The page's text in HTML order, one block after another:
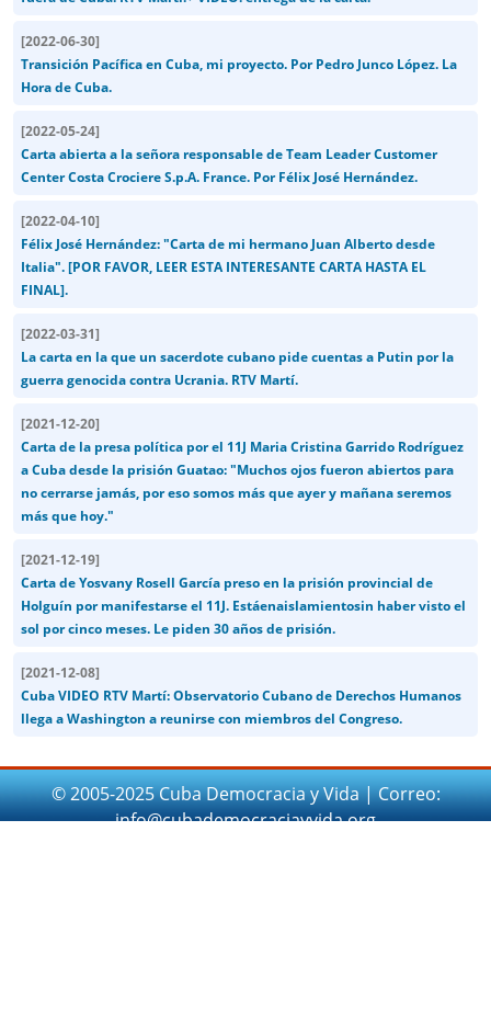
[2022-06-30]
Transición Pacífica en Cuba, mi proyecto. Por Pedro Junco López. La
Hora de Cuba.
[2022-05-24]
Carta abierta a la señora responsable de Team Leader Customer
Center Costa Crociere S.p.A. France. Por Félix José Hernández.
[2022-04-10]
Félix José Hernández: "Carta de mi hermano Juan Alberto desde
Italia". [POR FAVOR, LEER ESTA INTERESANTE CARTA HASTA EL
FINAL].
[2022-03-31]
La carta en la que un sacerdote cubano pide cuentas a Putin por la
guerra genocida contra Ucrania. RTV Martí.
[2021-12-20]
Carta de la presa política por el 11J Maria Cristina Garrido Rodríguez
a Cuba desde la prisión Guatao: "Muchos ojos fueron abiertos para
no cerrarse jamás, por eso somos más que ayer y mañana seremos
más que hoy."
[2021-12-19]
Carta de Yosvany Rosell García preso en la prisión provincial de
Holguín por manifestarse el 11J. Estáenaislamientosin haber visto el
sol por cinco meses. Le piden 30 años de prisión.
[2021-12-08]
Cuba VIDEO RTV Martí: Observatorio Cubano de Derechos Humanos
llega a Washington a reunirse con miembros del Congreso.
© 2005-2025 Cuba Democracia y Vida | Correo:
info@cubademocraciayvida.org